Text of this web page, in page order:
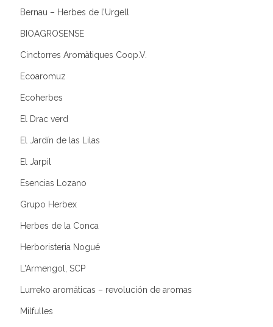
Bernau – Herbes de l’Urgell
BIOAGROSENSE
Cinctorres Aromàtiques Coop.V.
Ecoaromuz
Ecoherbes
El Drac verd
El Jardín de las Lilas
El Jarpil
Esencias Lozano
Grupo Herbex
Herbes de la Conca
Herboristeria Nogué
L'Armengol, SCP
Lurreko aromáticas – revolución de aromas
Milfulles